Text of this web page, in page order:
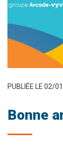
PUBLIÉE LE 02/
Bonne